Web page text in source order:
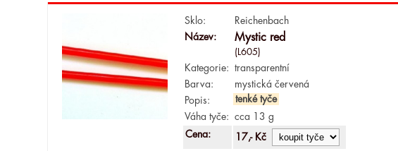
Sklo:
Reichenbach
Název:
Mystic red
(L605)
Kategorie:
transparentní
Barva:
mystická červená
Popis:
tenké tyče
Váha tyče:
cca 13 g
Cena:
17,- Kč